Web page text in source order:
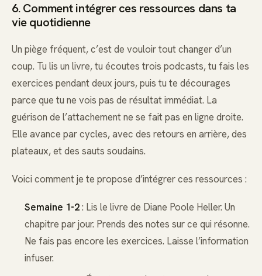
6. Comment intégrer ces ressources dans ta
vie quotidienne
Un piège fréquent, c’est de vouloir tout changer d’un
coup. Tu lis un livre, tu écoutes trois podcasts, tu fais les
exercices pendant deux jours, puis tu te décourages
parce que tu ne vois pas de résultat immédiat. La
guérison de l’attachement ne se fait pas en ligne droite.
Elle avance par cycles, avec des retours en arrière, des
plateaux, et des sauts soudains.
Voici comment je te propose d’intégrer ces ressources :
Semaine 1-2: Lis le livre de Diane Poole Heller. Un
chapitre par jour. Prends des notes sur ce qui résonne.
Ne fais pas encore les exercices. Laisse l’information
infuser.